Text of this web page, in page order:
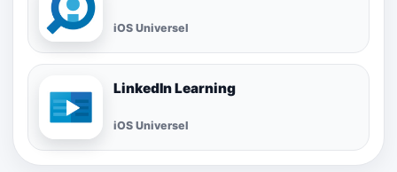
iOS Universel
LinkedIn Learning
iOS Universel